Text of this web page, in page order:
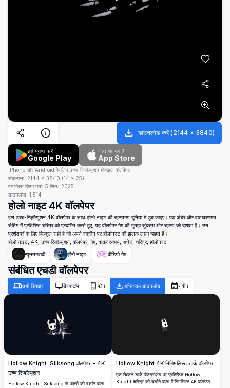
डाउनलोड करें(2144 × 3840)
इसे प्राप्त करें
Google Play
जल्द आ रहा है
App Store
iPhone और Android के लिए उच्च-रिज़ॉल्यूशन मोबाइल वॉलपेपर
संकल्पना: 2144 × 3840 (14 × 25)
पर पोस्ट किया गया: 5 सित॰ 2025
डाउनलोड: 1,514
होलो नाइट 4K वॉलपेपर
इस उच्च-रिज़ॉल्यूशन 4K वॉलपेपर के साथ होलो नाइट की रहस्यमय दुनिया में डूब जाइए। एक अंधेरे और वातावरणमय
सेटिंग में प्रतिष्ठित चरित्र को प्रदर्शित करते हुए, यह वॉलपेपर गेम की भुतहा सुंदरता और रहस्य को दर्शाता है। उन
प्रशंसकों के लिए बिल्कुल सही है जो अपने स्क्रीन पर हॉलोनस्ट की झलक लाना चाहते हैं।
होलो नाइट, 4K, उच्च रिज़ॉल्यूशन, वॉलपेपर, गेम, वातावरणमय, अंधेरा, चरित्र, हॉलोनस्ट
न्यूनतमवादी
हॉलो नाइट वीडियो गेम
संबंधित एचडी वॉलपेपर
सभी डिवाइस डेस्कटॉप फोन अधिकतम डाउनलोड नवीन
Hollow Knight: Silksong वॉलपेपर - 4K
उच्च रिज़ॉल्यूशन
Hollow Knight: Silksong से पात्रों को दर्शाने वाला
Hollow Knight 4K मिनिमलिस्ट डार्क वॉलपेपर
एक चिकने डार्क बैकग्राउंड पर प्रतिष्ठित Hollow
Knight चरित्र को दर्शाने वाला मिनिमलिस्ट 4K वॉलपेपर।